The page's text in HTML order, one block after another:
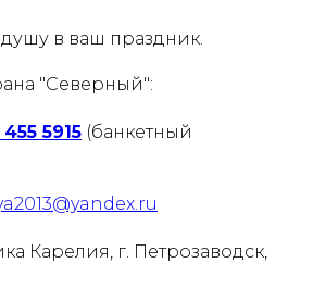
в ваш праздник.
"Северный":
5915 (банкетный
Карелия, г. Петрозаводск,